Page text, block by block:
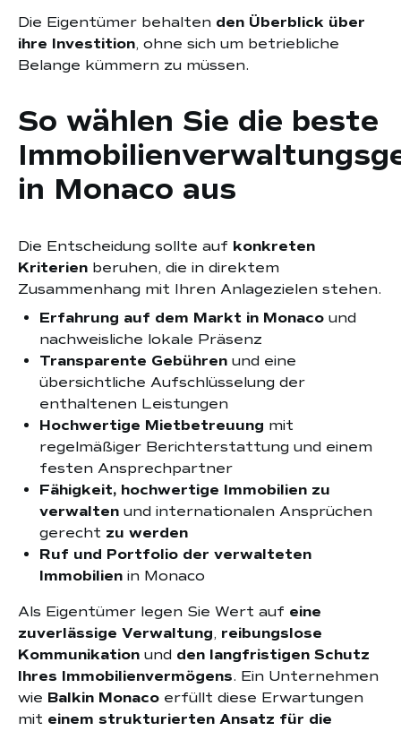
Die Eigentümer behalten den Überblick über
ihre Investition, ohne sich um betriebliche
Belange kümmern zu müssen.
So wählen Sie die beste
in Monaco aus
Die Entscheidung sollte auf konkreten
Kriterien beruhen, die in direktem
Zusammenhang mit Ihren Anlagezielen stehen.
Erfahrung auf dem Markt in Monaco und
nachweisliche lokale Präsenz
Transparente Gebühren und eine
übersichtliche Aufschlüsselung der
enthaltenen Leistungen
Hochwertige Mietbetreuung mit
regelmäßiger Berichterstattung und einem
festen Ansprechpartner
Fähigkeit, hochwertige Immobilien zu
verwalten und internationalen Ansprüchen
gerecht zu werden
Ruf und Portfolio der verwalteten
Immobilien in Monaco
Als Eigentümer legen Sie Wert auf eine
zuverlässige Verwaltung, reibungslose
Kommunikation und den langfristigen Schutz
Ihres Immobilienvermögens. Ein Unternehmen
wie Balkin Monaco erfüllt diese Erwartungen
mit einem strukturierten Ansatz für die